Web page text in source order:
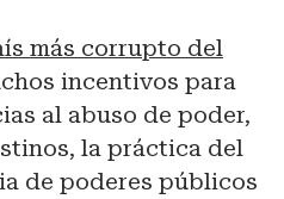
más corrupto del
incentivos para
al abuso de poder,
la práctica del
de poderes públicos